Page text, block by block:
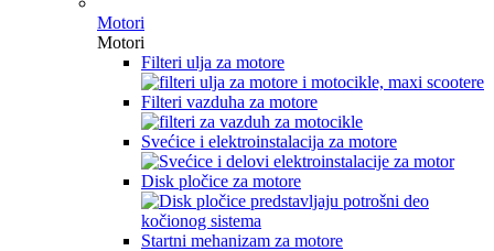
Motori
Motori
Filteri ulja za motore
Filteri vazduha za motore
Svećice i elektroinstalacija za motore
Disk pločice za motore
Startni mehanizam za motore